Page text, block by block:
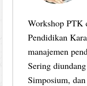
Workshop PTK
Pendidikan
manajemen
Sering
Simposium,